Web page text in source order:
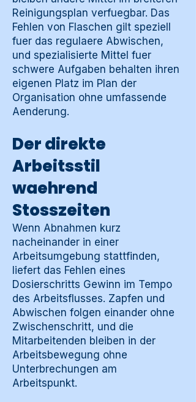
Reinigungsplan verfuegbar. Das
Fehlen von Flaschen gilt speziell
fuer das regulaere Abwischen,
und spezialisierte Mittel fuer
schwere Aufgaben behalten ihren
eigenen Platz im Plan der
Organisation ohne umfassende
Aenderung.
Der direkte
Arbeitsstil
waehrend
Stosszeiten
Wenn Abnahmen kurz
nacheinander in einer
Arbeitsumgebung stattfinden,
liefert das Fehlen eines
Dosierschritts Gewinn im Tempo
des Arbeitsflusses. Zapfen und
Abwischen folgen einander ohne
Zwischenschritt, und die
Mitarbeitenden bleiben in der
Arbeitsbewegung ohne
Unterbrechungen am
Arbeitspunkt.